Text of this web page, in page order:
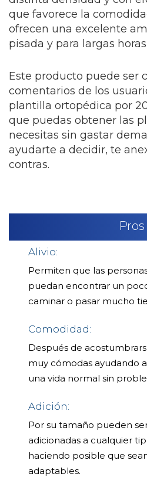
que favorece la
ofrecen una excelente
pisada y para largas
Este producto puede ser
comentarios de los
plantilla ortopédica por
que puedas obtener las
necesitas sin gastar
ayudarte a decidir, te
contras.
Pros
Alivio:
Permiten que las
puedan encontrar un
caminar o pasar mucho
Comodidad:
Después de
muy cómodas ayudando
una vida normal sin
Adición:
Por su tamaño pueden
adicionadas a cualquier
haciendo posible que
adaptables.